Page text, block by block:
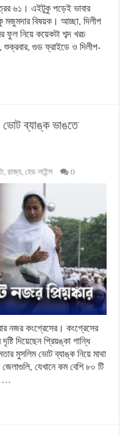
৬১। এইটুকু পড়েই ভাবার
মজুমদার বিষয়ক। আচ্ছা, দিলীপ
নিয়ে কয়েকটা শব্দ খরচ
শুক্রবার, গুড ফ্রাইডে ও দিলীপ-
ব্যাঙ্ক ভাঙতে
,রাজ্য,হেড লাইন্স 0
নজর কংগ্রেসের। কংগ্রেসের
দিয়েছেন প্রিয়ঙ্কা গান্ধি
মুসলিম ভোট ব্যাঙ্ক নিয়ে মাথা
যেখানে কম বেশি ৮০ টি
…